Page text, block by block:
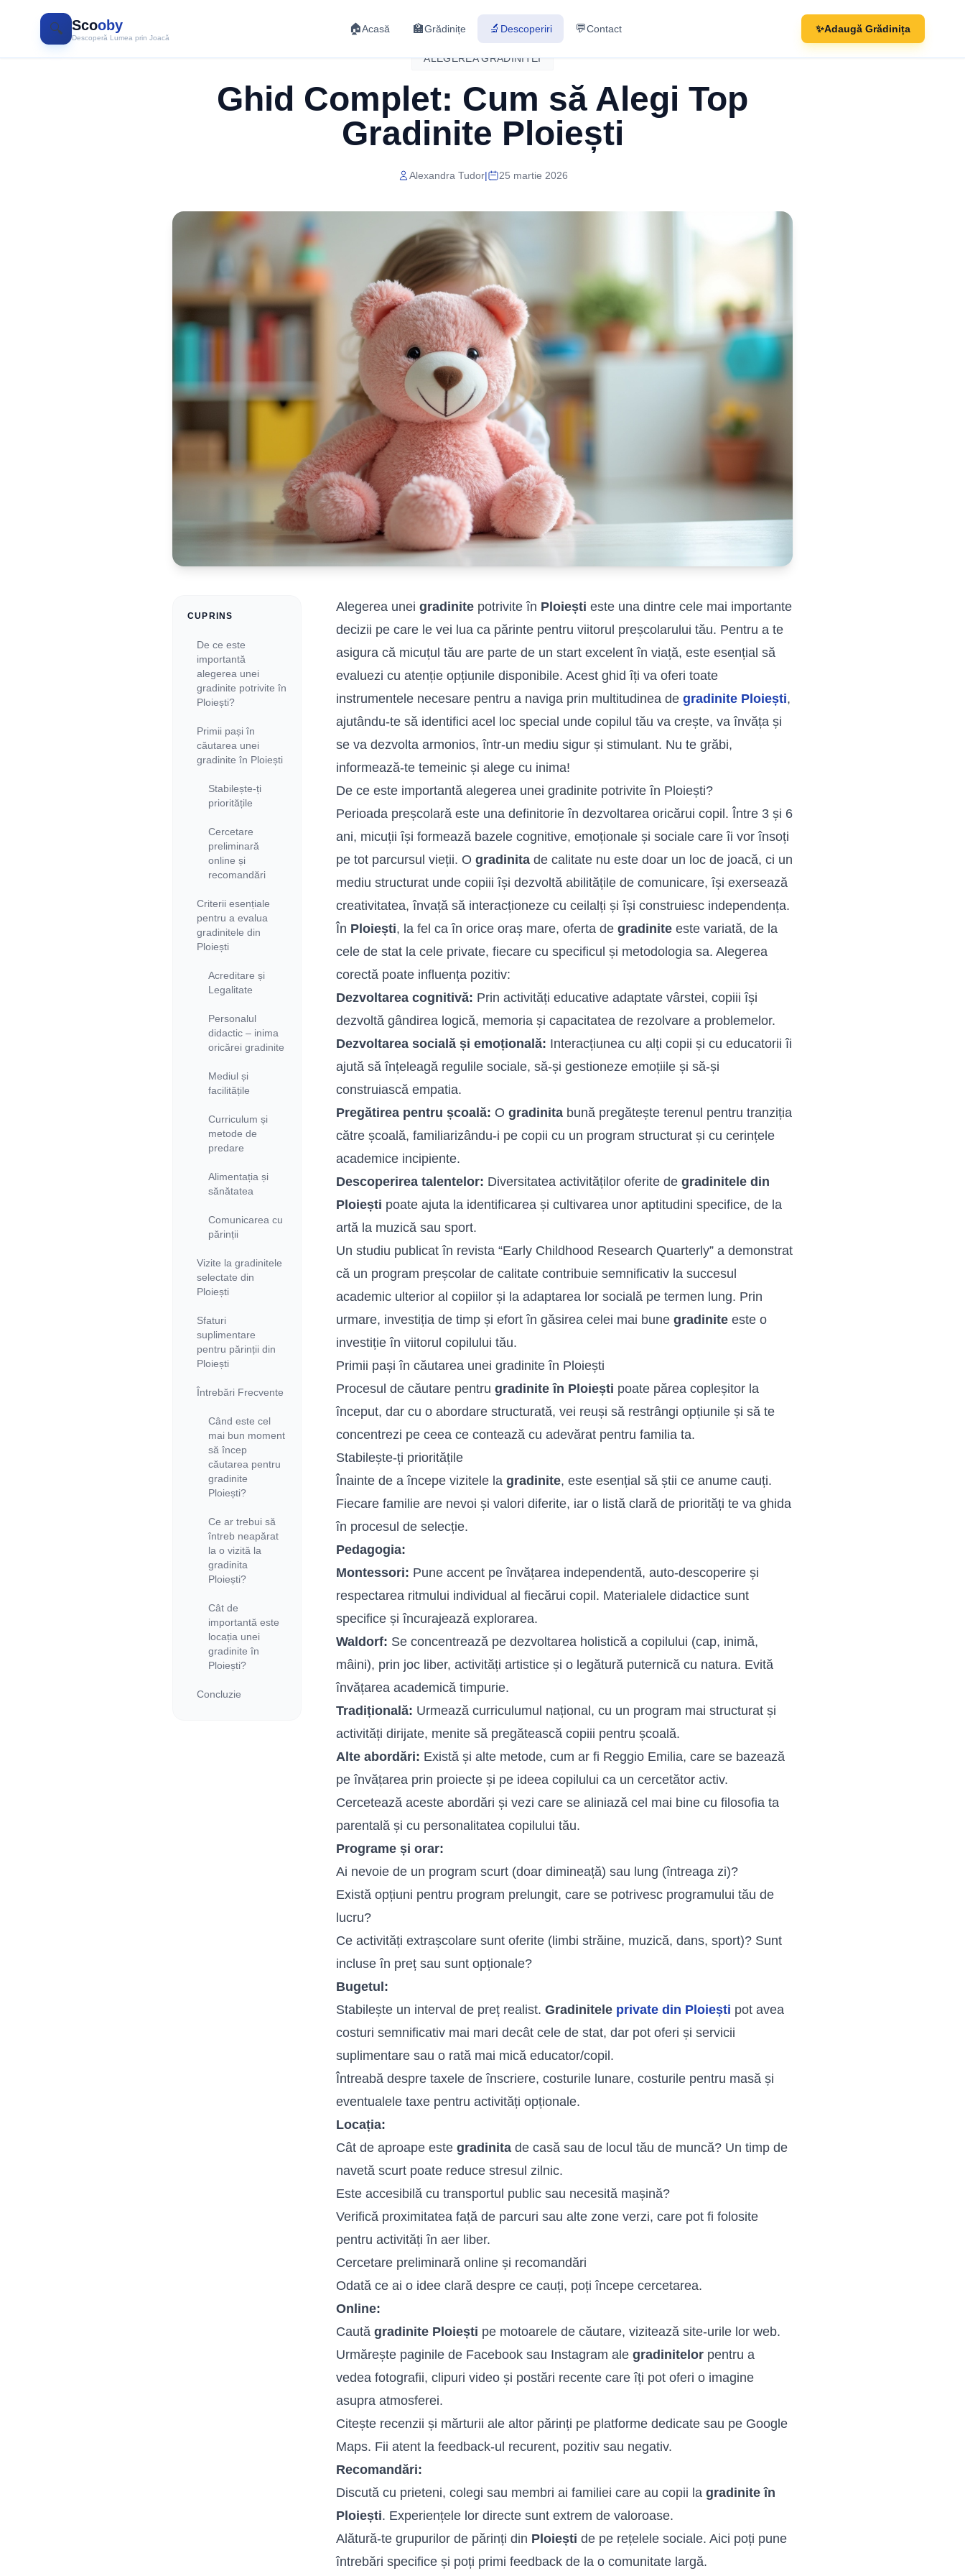
🔍 Scooby
Descoperă Lumea prin Joacă
🏠Acasă 🏫Grădinițe 🔬 Descoperiri 💬Contact ✨Adaugă Grădinița
ALEGEREA GRADINITEI
Ghid Complet: Cum să Alegi Top
Gradinite Ploiești
Alexandra Tudor| 25 martie 2026
CUPRINS
De ce este
importantă
alegerea unei
gradinite potrivite în
Ploiești?
Primii pași în
căutarea unei
gradinite în Ploiești
Stabilește-ți
prioritățile
Cercetare
preliminară
online și
recomandări
Criterii esențiale
pentru a evalua
gradinitele din
Ploiești
Acreditare și
Legalitate
Personalul
didactic – inima
oricărei gradinite
Mediul și
facilitățile
Curriculum și
metode de
predare
Alimentația și
sănătatea
Comunicarea cu
părinții
Vizite la gradinitele
selectate din
Ploiești
Sfaturi
suplimentare
pentru părinții din
Ploiești
Întrebări Frecvente
Când este cel
mai bun moment
să încep
căutarea pentru
gradinite
Ploiești?
Ce ar trebui să
întreb neapărat
la o vizită la
gradinita
Ploiești?
Cât de
importantă este
locația unei
gradinite în
Ploiești?
Concluzie
Alegerea unei gradinite potrivite în Ploiești este una dintre cele mai importante
decizii pe care le vei lua ca părinte pentru viitorul preșcolarului tău. Pentru a te
asigura că micuțul tău are parte de un start excelent în viață, este esențial să
evaluezi cu atenție opțiunile disponibile. Acest ghid îți va oferi toate
instrumentele necesare pentru a naviga prin multitudinea de gradinite Ploiești,
ajutându-te să identifici acel loc special unde copilul tău va crește, va învăța și
se va dezvolta armonios, într-un mediu sigur și stimulant. Nu te grăbi,
informează-te temeinic și alege cu inima!
De ce este importantă alegerea unei gradinite potrivite în Ploiești?
Perioada preșcolară este una definitorie în dezvoltarea oricărui copil. Între 3 și 6
ani, micuții își formează bazele cognitive, emoționale și sociale care îi vor însoți
pe tot parcursul vieții. O gradinita de calitate nu este doar un loc de joacă, ci un
mediu structurat unde copiii își dezvoltă abilitățile de comunicare, își exersează
creativitatea, învață să interacționeze cu ceilalți și își construiesc independența.
În Ploiești, la fel ca în orice oraș mare, oferta de gradinite este variată, de la
cele de stat la cele private, fiecare cu specificul și metodologia sa. Alegerea
corectă poate influența pozitiv:
Dezvoltarea cognitivă: Prin activități educative adaptate vârstei, copiii își
dezvoltă gândirea logică, memoria și capacitatea de rezolvare a problemelor.
Dezvoltarea socială și emoțională: Interacțiunea cu alți copii și cu educatorii îi
ajută să înțeleagă regulile sociale, să-și gestioneze emoțiile și să-și
construiască empatia.
Pregătirea pentru școală: O gradinita bună pregătește terenul pentru tranziția
către școală, familiarizându-i pe copii cu un program structurat și cu cerințele
academice incipiente.
Descoperirea talentelor: Diversitatea activităților oferite de gradinitele din
Ploiești poate ajuta la identificarea și cultivarea unor aptitudini specifice, de la
artă la muzică sau sport.
Un studiu publicat în revista “Early Childhood Research Quarterly” a demonstrat
că un program preșcolar de calitate contribuie semnificativ la succesul
academic ulterior al copiilor și la adaptarea lor socială pe termen lung. Prin
urmare, investiția de timp și efort în găsirea celei mai bune gradinite este o
investiție în viitorul copilului tău.
Primii pași în căutarea unei gradinite în Ploiești
Procesul de căutare pentru gradinite în Ploiești poate părea copleșitor la
început, dar cu o abordare structurată, vei reuși să restrângi opțiunile și să te
concentrezi pe ceea ce contează cu adevărat pentru familia ta.
Stabilește-ți prioritățile
Înainte de a începe vizitele la gradinite, este esențial să știi ce anume cauți.
Fiecare familie are nevoi și valori diferite, iar o listă clară de priorități te va ghida
în procesul de selecție.
Pedagogia:
Montessori: Pune accent pe învățarea independentă, auto-descoperire și
respectarea ritmului individual al fiecărui copil. Materialele didactice sunt
specifice și încurajează explorarea.
Waldorf: Se concentrează pe dezvoltarea holistică a copilului (cap, inimă,
mâini), prin joc liber, activități artistice și o legătură puternică cu natura. Evită
învățarea academică timpurie.
Tradițională: Urmează curriculumul național, cu un program mai structurat și
activități dirijate, menite să pregătească copiii pentru școală.
Alte abordări: Există și alte metode, cum ar fi Reggio Emilia, care se bazează
pe învățarea prin proiecte și pe ideea copilului ca un cercetător activ.
Cercetează aceste abordări și vezi care se aliniază cel mai bine cu filosofia ta
parentală și cu personalitatea copilului tău.
Programe și orar:
Ai nevoie de un program scurt (doar dimineață) sau lung (întreaga zi)?
Există opțiuni pentru program prelungit, care se potrivesc programului tău de
lucru?
Ce activități extrașcolare sunt oferite (limbi străine, muzică, dans, sport)? Sunt
incluse în preț sau sunt opționale?
Bugetul:
Stabilește un interval de preț realist. Gradinitele private din Ploiești pot avea
costuri semnificativ mai mari decât cele de stat, dar pot oferi și servicii
suplimentare sau o rată mai mică educator/copil.
Întreabă despre taxele de înscriere, costurile lunare, costurile pentru masă și
eventualele taxe pentru activități opționale.
Locația:
Cât de aproape este gradinita de casă sau de locul tău de muncă? Un timp de
navetă scurt poate reduce stresul zilnic.
Este accesibilă cu transportul public sau necesită mașină?
Verifică proximitatea față de parcuri sau alte zone verzi, care pot fi folosite
pentru activități în aer liber.
Cercetare preliminară online și recomandări
Odată ce ai o idee clară despre ce cauți, poți începe cercetarea.
Online:
Caută gradinite Ploiești pe motoarele de căutare, vizitează site-urile lor web.
Urmărește paginile de Facebook sau Instagram ale gradinitelor pentru a
vedea fotografii, clipuri video și postări recente care îți pot oferi o imagine
asupra atmosferei.
Citește recenzii și mărturii ale altor părinți pe platforme dedicate sau pe Google
Maps. Fii atent la feedback-ul recurent, pozitiv sau negativ.
Recomandări:
Discută cu prieteni, colegi sau membri ai familiei care au copii la gradinite în
Ploiești. Experiențele lor directe sunt extrem de valoroase.
Alătură-te grupurilor de părinți din Ploiești de pe rețelele sociale. Aici poți pune
întrebări specifice și poți primi feedback de la o comunitate largă.